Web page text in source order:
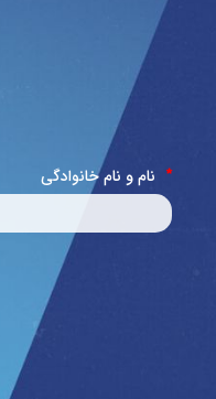
* نام و نام خانوادگی